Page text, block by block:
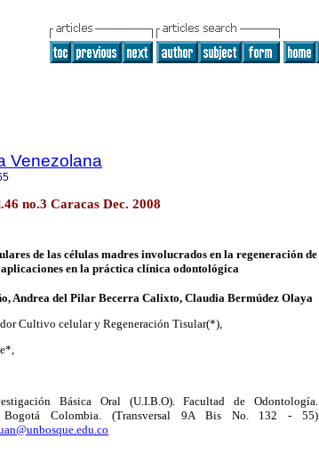
Venezolana
no.3 Caracas Dec. 2008
de las células madres involucrados en la regeneración de
en la práctica clínica odontológica
Andrea del Pilar Becerra Calixto, Claudia Bermúdez Olaya
Cultivo celular y Regeneración Tisular(*),
Básica Oral (U.I.B.O). Facultad de Odontología.
Bogotá Colombia. (Transversal 9A Bis No. 132 - 55)